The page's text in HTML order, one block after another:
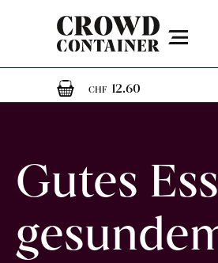
Menu
CHF 12.601 Artikel
Gutes